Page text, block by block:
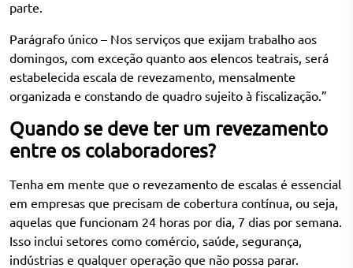
parte.
Parágrafo único – Nos serviços que exijam trabalho aos
domingos, com exceção quanto aos elencos teatrais, será
estabelecida escala de revezamento, mensalmente
organizada e constando de quadro sujeito à fiscalização.”
Quando se deve ter um revezamento
entre os colaboradores?
Tenha em mente que o revezamento de escalas é essencial
em empresas que precisam de cobertura contínua, ou seja,
aquelas que funcionam 24 horas por dia, 7 dias por semana.
Isso inclui setores como comércio, saúde, segurança,
indústrias e qualquer operação que não possa parar.